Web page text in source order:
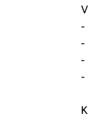
-
-
-
-